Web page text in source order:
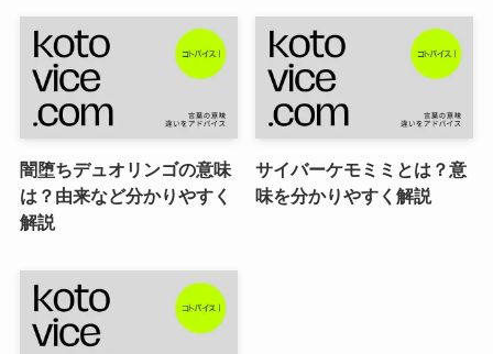
闇堕ちデュオリンゴの意味
は？由来など分かりやすく
解説
サイバーケモミミとは？意
味を分かりやすく解説